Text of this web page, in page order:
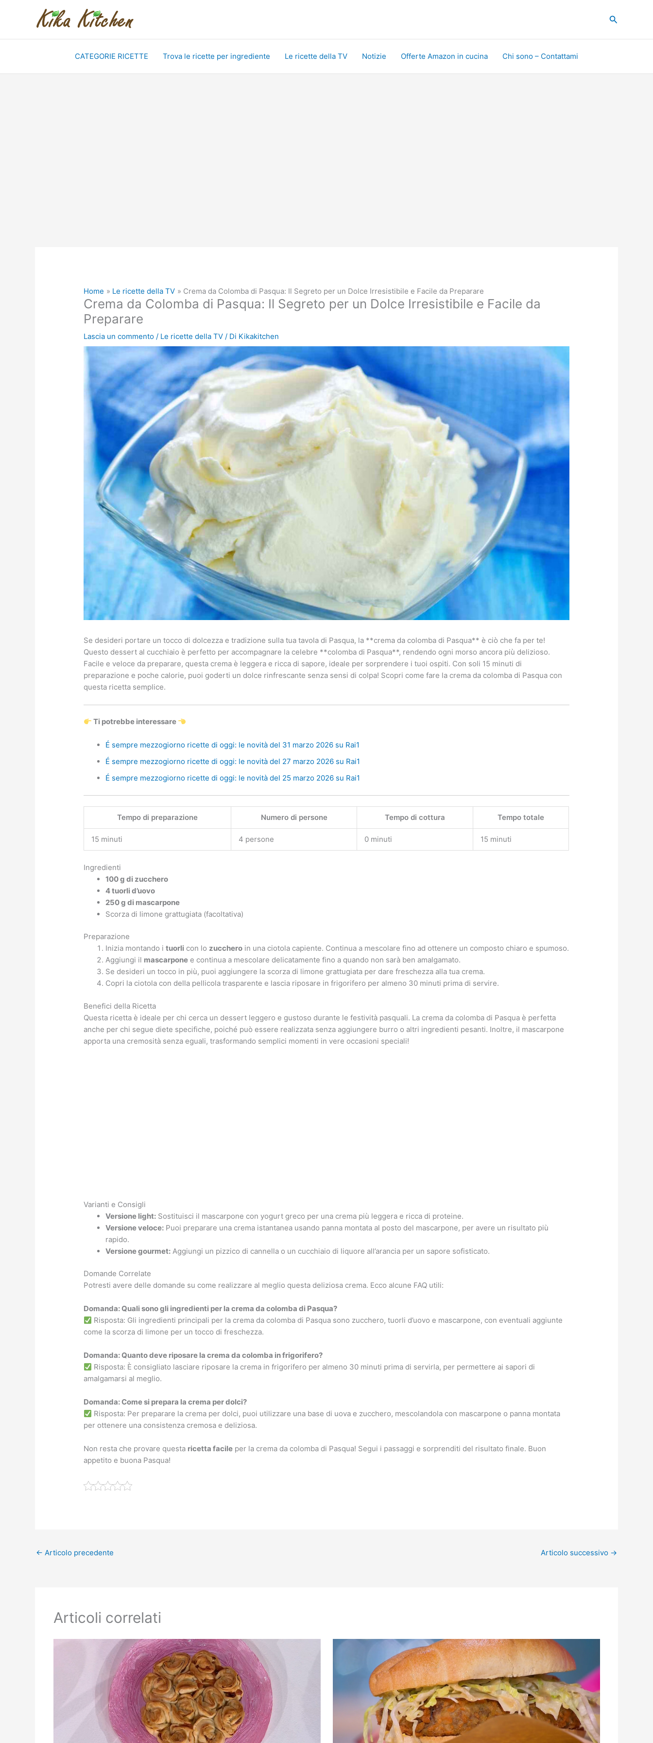
Cerca
CATEGORIE RICETTE Trova le ricette per ingrediente Le ricette della TV Notizie Offerte Amazon in cucina Chi sono – Contattami
Home Le ricette della TV Crema da Colomba di Pasqua: Il Segreto per un Dolce Irresistibile e Facile da Preparare
Crema da Colomba di Pasqua: Il Segreto per un Dolce Irresistibile e Facile da
Preparare
Lascia un commento / Le ricette della TV / Di Kikakitchen
Se desideri portare un tocco di dolcezza e tradizione sulla tua tavola di Pasqua, la **crema da colomba di Pasqua** è ciò che fa per te!
Questo dessert al cucchiaio è perfetto per accompagnare la celebre **colomba di Pasqua**, rendendo ogni morso ancora più delizioso.
Facile e veloce da preparare, questa crema è leggera e ricca di sapore, ideale per sorprendere i tuoi ospiti. Con soli 15 minuti di
preparazione e poche calorie, puoi goderti un dolce rinfrescante senza sensi di colpa! Scopri come fare la crema da colomba di Pasqua con
questa ricetta semplice.
Ti potrebbe interessare
É sempre mezzogiorno ricette di oggi: le novità del 31 marzo 2026 su Rai1
É sempre mezzogiorno ricette di oggi: le novità del 27 marzo 2026 su Rai1
É sempre mezzogiorno ricette di oggi: le novità del 25 marzo 2026 su Rai1
Tempo di preparazione Numero di persone Tempo di cottura Tempo totale
15 minuti 4 persone 0 minuti 15 minuti
Ingredienti
100 g di zucchero
4 tuorli d’uovo
250 g di mascarpone
Scorza di limone grattugiata (facoltativa)
Preparazione
Inizia montando ituorli con lo zucchero in una ciotola capiente. Continua a mescolare fino ad ottenere un composto chiaro e spumoso.
Aggiungi il mascarpone e continua a mescolare delicatamente fino a quando non sarà ben amalgamato.
Se desideri un tocco in più, puoi aggiungere la scorza di limone grattugiata per dare freschezza alla tua crema.
Copri la ciotola con della pellicola trasparente e lascia riposare in frigorifero per almeno 30 minuti prima di servire.
Benefici della Ricetta
Questa ricetta è ideale per chi cerca un dessert leggero e gustoso durante le festività pasquali. La crema da colomba di Pasqua è perfetta
anche per chi segue diete specifiche, poiché può essere realizzata senza aggiungere burro o altri ingredienti pesanti. Inoltre, il mascarpone
apporta una cremosità senza eguali, trasformando semplici momenti in vere occasioni speciali!
Varianti e Consigli
Versione light: Sostituisci il mascarpone con yogurt greco per una crema più leggera e ricca di proteine.
Versione veloce: Puoi preparare una crema istantanea usando panna montata al posto del mascarpone, per avere un risultato più
rapido.
Versione gourmet: Aggiungi un pizzico di cannella o un cucchiaio di liquore all’arancia per un sapore sofisticato.
Domande Correlate
Potresti avere delle domande su come realizzare al meglio questa deliziosa crema. Ecco alcune FAQ utili:
Domanda: Quali sono gli ingredienti per la crema da colomba di Pasqua?
Risposta: Gli ingredienti principali per la crema da colomba di Pasqua sono zucchero, tuorli d’uovo e mascarpone, con eventuali aggiunte
come la scorza di limone per un tocco di freschezza.
Domanda: Quanto deve riposare la crema da colomba in frigorifero?
Risposta: È consigliato lasciare riposare la crema in frigorifero per almeno 30 minuti prima di servirla, per permettere ai sapori di
amalgamarsi al meglio.
Domanda: Come si prepara la crema per dolci?
Risposta: Per preparare la crema per dolci, puoi utilizzare una base di uova e zucchero, mescolandola con mascarpone o panna montata
per ottenere una consistenza cremosa e deliziosa.
Non resta che provare questa ricetta facile per la crema da colomba di Pasqua! Segui i passaggi e sorprenditi del risultato finale. Buon
appetito e buona Pasqua!
← Articolo precedente Articolo successivo →
Articoli correlati